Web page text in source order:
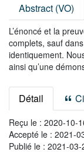
Abstract (VO)
L’énoncé et la
complets, sauf
identiquement.
ainsi qu’une
Détail
Reçu le : 2020-10-
Accepté le : 2021-
Publié le : 2021-03-